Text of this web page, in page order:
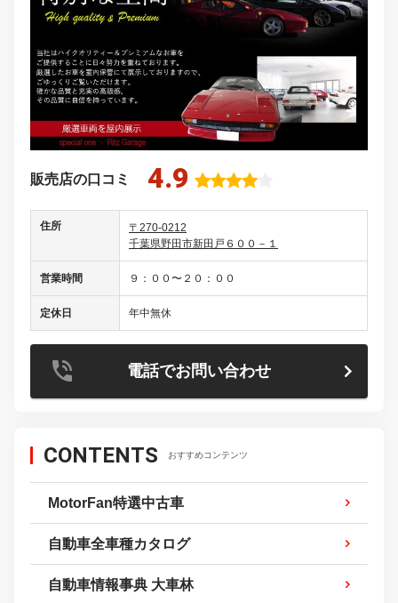
販売店の口コミ 4.9
住所
〒270-0212
千葉県野田市新田戸６００－１
営業時間 ９：００〜２０：００
定休日 年中無休
電話でお問い合わせ
CONTENTS おすすめコンテンツ
MotorFan特選中古車
自動車全車種カタログ
自動車情報事典 大車林